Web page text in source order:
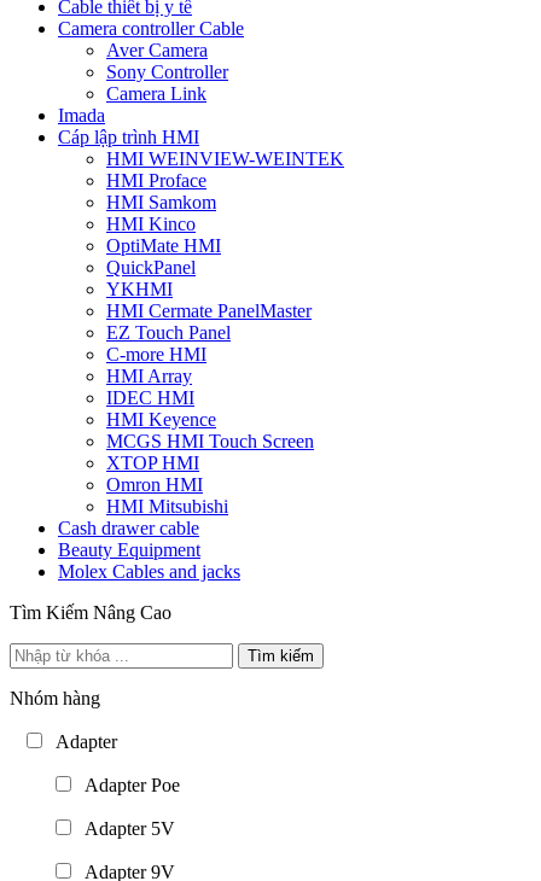
Cable thiết bị y tế
Camera controller Cable
Aver Camera
Sony Controller
Camera Link
Imada
Cáp lập trình HMI
HMI WEINVIEW-WEINTEK
HMI Proface
HMI Samkom
HMI Kinco
OptiMate HMI
QuickPanel
YKHMI
HMI Cermate PanelMaster
EZ Touch Panel
C-more HMI
HMI Array
IDEC HMI
HMI Keyence
MCGS HMI Touch Screen
XTOP HMI
Omron HMI
HMI Mitsubishi
Cash drawer cable
Beauty Equipment
Molex Cables and jacks
Tìm Kiếm Nâng Cao
Tìm kiếm
Nhóm hàng
Adapter
Adapter Poe
Adapter 5V
Adapter 9V